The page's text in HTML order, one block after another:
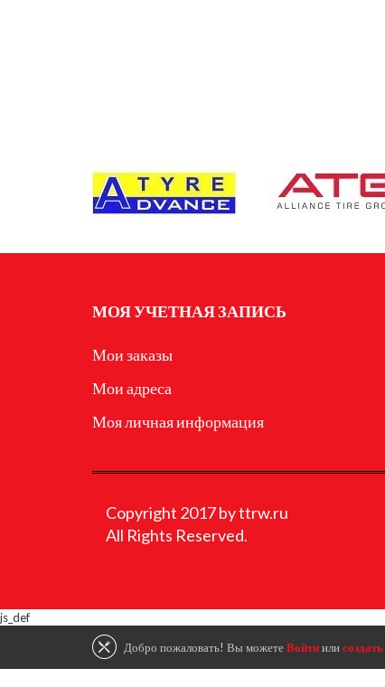
МОЯ УЧЕТНАЯ ЗАПИСЬ
Мои заказы
Мои адреса
Моя личная информация
Copyright 2017 by ttrw.ru
All Rights Reserved.
js_def
Добро пожаловать! Вы можетеВойтиили